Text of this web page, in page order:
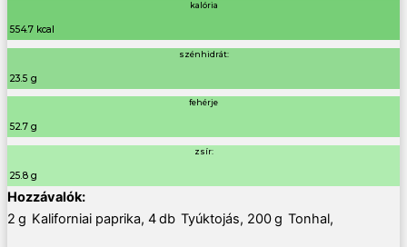
kalória
554.7 kcal
szénhidrát:
23.5 g
fehérje
52.7 g
zsír:
25.8 g
2 g Kaliforniai paprika, 4db Tyúktojás, 200g Tonhal,